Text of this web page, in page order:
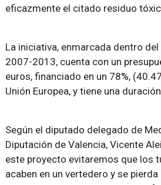
eficazmente el citado residuo
La iniciativa, enmarcada dentro
2007-2013, cuenta con un
euros, financiado en un 78%,
Unión Europea, y tiene una
Según el diputado delegado de
Diputación de Valencia, Vicente
este proyecto evitaremos que los
acaben en un vertedero y se